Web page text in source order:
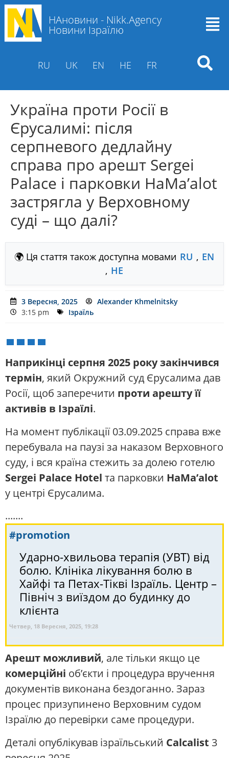
НАновини - Nikk.Agency
Новини Ізраїлю
RU UK EN HE FR
Україна проти Росії в
Єрусалимі: після
серпневого дедлайну
справа про арешт Sergei
Palace і парковки HaMa’alot
застрягла у Верховному
суді – що далі?
🌍 Ця стаття також доступна мовами RU , EN
, HE
3 Вересня, 2025
Alexander Khmelnitsky
3:15 pm
Ізраїль
Наприкінці серпня 2025 року закінчився
термін, який Окружний суд Єрусалима дав
Росії, щоб заперечити проти арешту її
активів в Ізраїлі.
На момент публікації 03.09.2025 справа вже
перебувала на паузі за наказом Верховного
суду, і вся країна стежить за долею готелю
Sergei Palace Hotel та парковки HaMa’alot
у центрі Єрусалима.
.......
#promotion
Ударно-хвильова терапія (УВТ) від
болю. Клініка лікування болю в
Хайфі та Петах-Тікві Ізраїль. Центр –
Північ з виїздом до будинку до
клієнта
Четвер, 18 Вересня, 2025, 19:28
Арешт можливий, але тільки якщо це
комерційні об’єкти і процедура вручення
документів виконана бездоганно. Зараз
процес призупинено Верховним судом
Ізраїлю до перевірки саме процедури.
Деталі опублікував ізраїльський Calcalist 3